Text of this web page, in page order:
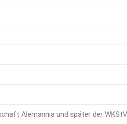
Alemannia und später der